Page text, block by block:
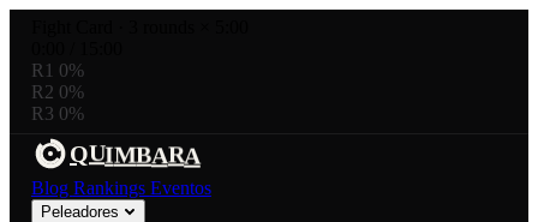
R1 0%
R2 0%
R3 0%
QUIMBARA
Blog Rankings Eventos
Peleadores